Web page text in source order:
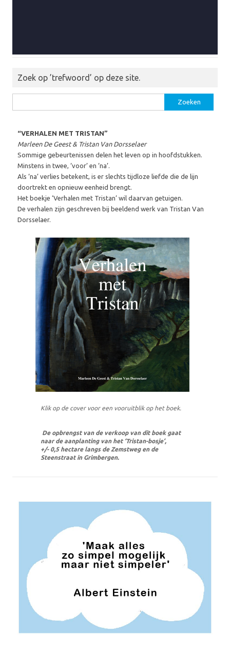
Zoek op ’trefwoord’ op deze site.
naar:
“VERHALEN MET TRISTAN”
Marleen De Geest & Tristan Van Dorsselaer
Sommige gebeurtenissen delen het leven op in hoofdstukken.
Minstens in twee, ‘voor’ en ‘na’.
Als ‘na’ verlies betekent, is er slechts tijdloze liefde die de lijn
doortrekt en opnieuw eenheid brengt.
Het boekje ‘Verhalen met Tristan’ wil daarvan getuigen.
De verhalen zijn geschreven bij beeldend werk van Tristan Van
Dorsselaer.
Klik op de cover voor een vooruitblik op het boek.
De opbrengst van de verkoop van dit boek gaat
naar de aanplanting van het ‘Tristan-bosje’,
+/- 0,5 hectare langs de Zemstweg en de
Steenstraat in Grimbergen.